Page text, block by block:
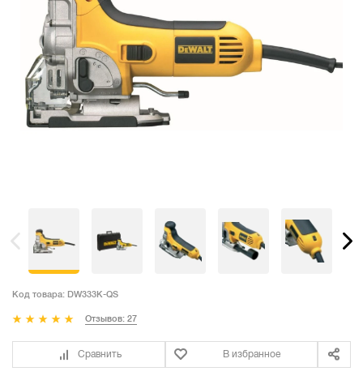
Код товара: DW333K-QS
Отзывов: 27
Сравнить В избранное